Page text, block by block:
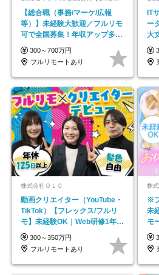
【総合職（事務/マーケ/広報
等）】未経験大歓迎／フルリモ
可で全国募集！年収アップ多数
★年休最大130日★
300～700万円
フルリモートあり
IT
ー
大
ー
株式会社ＯＬＣ
動画クリエイター（YouTube・
TikTok）【フレックス/フルリ
モ】未経験OK｜Web研修1年間
｜副業OK
300～350万円
フルリモートあり
※
未
モ
代